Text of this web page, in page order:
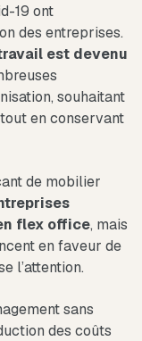
19 ont
des entreprises.
est devenu
souhaitant
en conservant
de mobilier
flex office, mais
en faveur de
l’attention.
sans
des coûts